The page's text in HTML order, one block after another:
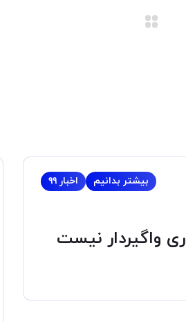
اخبار ۹۹ بیشتر بدانیم
واگیردار نیست